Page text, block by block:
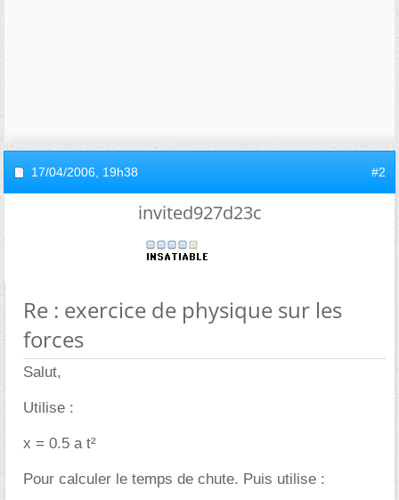
17/04/2006, 19h38 #2
invited927d23c
Re : exercice de physique sur les
forces
Salut,
Utilise :
x = 0.5 a t²
Pour calculer le temps de chute. Puis utilise :